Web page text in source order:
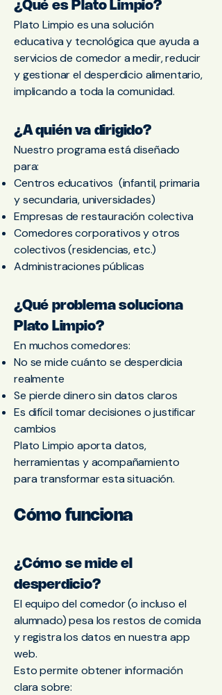
¿Qué es Plato Limpio?
Plato Limpio es una solución
educativa y tecnológica que ayuda a
servicios de comedor a medir, reducir
y gestionar el desperdicio alimentario,
implicando a toda la comunidad.
¿A quién va dirigido?
Nuestro programa está diseñado
para:
Centros educativos (infantil, primaria
y secundaria, universidades)
Empresas de restauración colectiva
Comedores corporativos y otros
colectivos (residencias, etc.)
Administraciones públicas
¿Qué problema soluciona
Plato Limpio?
En muchos comedores:
No se mide cuánto se desperdicia
realmente
Se pierde dinero sin datos claros
Es difícil tomar decisiones o justificar
cambios
Plato Limpio aporta datos,
herramientas y acompañamiento
para transformar esta situación.
Cómo funciona
¿Cómo se mide el
desperdicio?
El equipo del comedor (o incluso el
alumnado) pesa los restos de comida
y registra los datos en nuestra app
web.
Esto permite obtener información
clara sobre: